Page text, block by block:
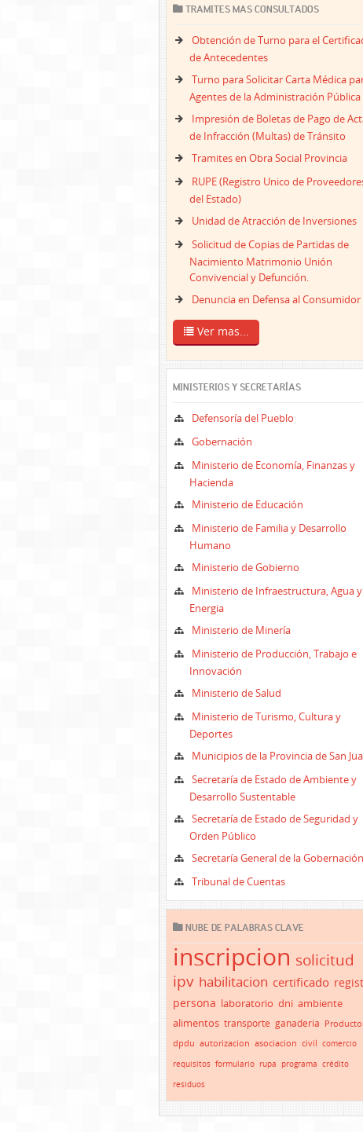
TRAMITES MAS CONSULTADOS
Obtención de Turno para el
de Antecedentes
Turno para Solicitar Carta Médica
Agentes de la Administración Pública
Impresión de Boletas de Pago de
de Infracción (Multas) de Tránsito
Tramites en Obra Social Provincia
RUPE (Registro Unico de
del Estado)
Unidad de Atracción de Inversiones
Solicitud de Copias de Partidas de
Nacimiento Matrimonio Unión
Convivencial y Defunción.
Denuncia en Defensa al Consumidor
Ver mas...
MINISTERIOS Y SECRETARÍAS
Defensoría del Pueblo
Gobernación
Ministerio de Economía, Finanzas y
Hacienda
Ministerio de Educación
Ministerio de Familia y Desarrollo
Humano
Ministerio de Gobierno
Ministerio de Infraestructura, Agua y
Energia
Ministerio de Minería
Ministerio de Producción, Trabajo e
Innovación
Ministerio de Salud
Ministerio de Turismo, Cultura y
Deportes
Municipios de la Provincia de San
Secretaría de Estado de Ambiente y
Desarrollo Sustentable
Secretaría de Estado de Seguridad y
Orden Público
Secretaría General de la Gobernación
Tribunal de Cuentas
NUBE DE PALABRAS CLAVE
inscripcion solicitud
ipv habilitacion certificado
persona laboratorio dni ambiente
alimentos transporte ganaderia
dpdu autorizacion asociacion civil comercio
requisitos formulario rupa programa crédito
residuos